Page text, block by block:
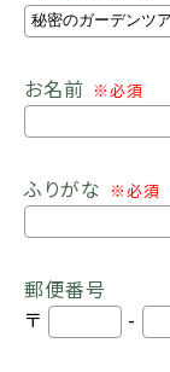
お名前 ※必須
ふりがな ※必須
郵便番号
〒
-